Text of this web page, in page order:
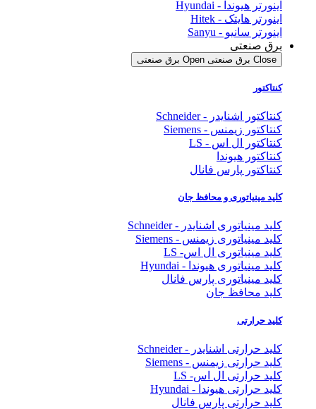
اینورتر هیوندا - Hyundai
اینورتر هایتک - Hitek
اینورتر سانیو - Sanyu
برق صنعتی
Close برق صنعتی Open برق صنعتی
کنتاکتور
کنتاکتور اشنایدر - Schneider
کنتاکتور زیمنس - Siemens
کنتاکتور ال اس - LS
کنتاکتور هیوندا
کنتاکتور پارس فانال
کلید مینیاتوری و محافظ جان
کلید مینیاتوری اشنایدر - Schneider
کلید مینیاتوری زیمنس - Siemens
کلید مینیاتوری ال اس- LS
کلید مینیاتوری هیوندا - Hyundai
کلید مینیاتوری پارس فانال
کلید محافظ جان
کلید حرارتی
کلید حرارتی اشنایدر - Schneider
کلید حرارتی زیمنس - Siemens
کلید حرارتی ال اس- LS
کلید حرارتی هیوندا - Hyundai
کلید حرارتی پارس فانال